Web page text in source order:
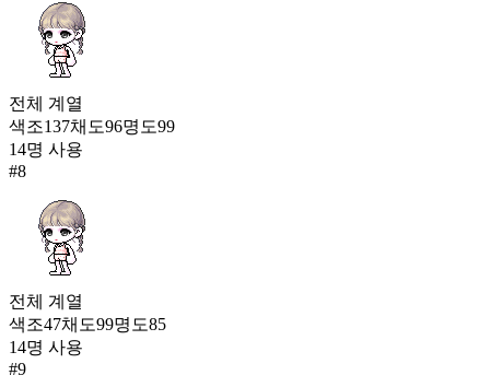
전체 계열
색조137채도96명도99
14명 사용
#8
전체 계열
색조47채도99명도85
14명 사용
#9